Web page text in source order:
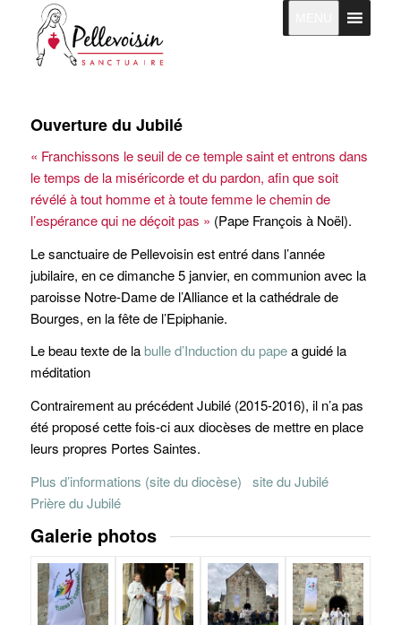
Ouverture du Jubilé
« Franchissons le seuil de ce temple saint et entrons dans
le temps de la miséricorde et du pardon, afin que soit
révélé à tout homme et à toute femme le chemin de
l’espérance qui ne déçoit pas » (Pape François à Noël).
Le sanctuaire de Pellevoisin est entré dans l’année
jubilaire, en ce dimanche 5 janvier, en communion avec la
paroisse Notre-Dame de l’Alliance et la cathédrale de
Bourges, en la fête de l’Epiphanie.
Le beau texte de labulle d’Induction du papea guidé la
méditation
Contrairement au précédent Jubilé (2015-2016), il n’a pas
été proposé cette fois-ci aux diocèses de mettre en place
leurs propres Portes Saintes.
Plus d’informations (site du diocèse)
site du Jubilé
Prière du Jubilé
Galerie photos